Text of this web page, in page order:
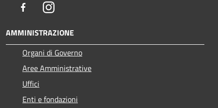
FacebookInstagram
AMMINISTRAZIONE
Organi di Governo
Aree Amministrative
Uffici
Enti e fondazioni